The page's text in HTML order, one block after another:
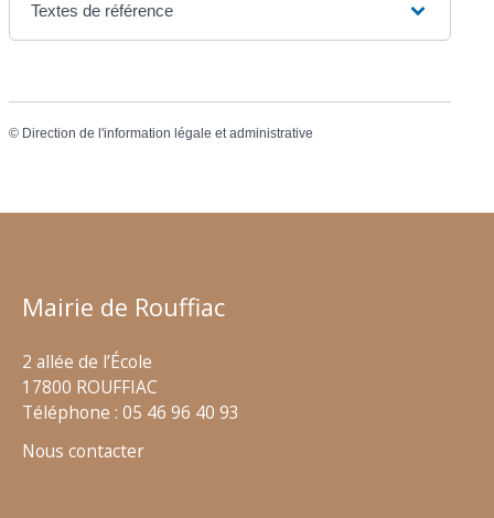
Textes de référence
© Direction de l'information légale et administrative
Mairie de Rouffiac
2 allée de l’École
17800 ROUFFIAC
Téléphone : 05 46 96 40 93
Nous contacter